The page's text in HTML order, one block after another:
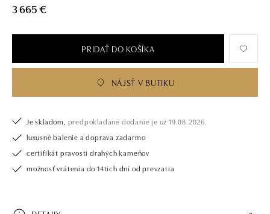
3 665 €
PRIDAŤ DO KOŠÍKA
NÁJSŤ V BUTIKU
Je skladom, predpokladané dodanie je už 19.08.2026.
luxusné balenie a doprava zadarmo
certifikát pravosti drahých kameňov
možnosť vrátenia do 14tich dní od prevzatia